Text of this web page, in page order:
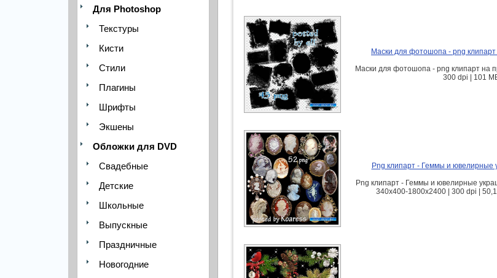
Для Photoshop
Текстуры
Кисти
Стили
Плагины
Шрифты
Экшены
Обложки для DVD
Свадебные
Детские
Школьные
Выпускные
Праздничные
Новогодние
Маски для фотошопа - png
Маски для фотошопа - png клипарт на
300 dpi | 101
Png клипарт - Геммы и ювелирные
Png клипарт - Геммы и ювелирные
340x400-1800x2400 | 300 dpi |